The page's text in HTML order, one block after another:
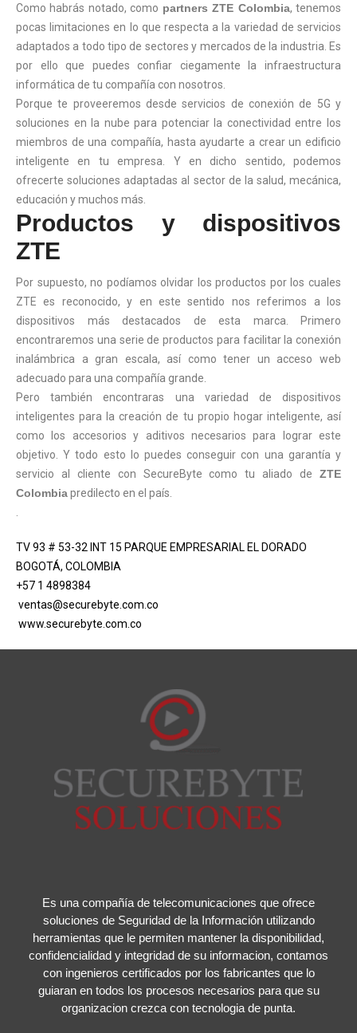
Como habrás notado, como partners ZTE Colombia, tenemos
pocas limitaciones en lo que respecta a la variedad de servicios
adaptados a todo tipo de sectores y mercados de la industria. Es
por ello que puedes confiar ciegamente la infraestructura
informática de tu compañía con nosotros.
Porque te proveeremos desde servicios de conexión de 5G y
soluciones en la nube para potenciar la conectividad entre los
miembros de una compañía, hasta ayudarte a crear un edificio
inteligente en tu empresa. Y en dicho sentido, podemos
ofrecerte soluciones adaptadas al sector de la salud, mecánica,
educación y muchos más.
Productos y dispositivos
ZTE
Por supuesto, no podíamos olvidar los productos por los cuales
ZTE es reconocido, y en este sentido nos referimos a los
dispositivos más destacados de esta marca. Primero
encontraremos una serie de productos para facilitar la conexión
inalámbrica a gran escala, así como tener un acceso web
adecuado para una compañía grande.
Pero también encontraras una variedad de dispositivos
inteligentes para la creación de tu propio hogar inteligente, así
como los accesorios y aditivos necesarios para lograr este
objetivo. Y todo esto lo puedes conseguir con una garantía y
servicio al cliente con SecureByte como tu aliado de ZTE
Colombiapredilecto en el país.
TV 93 # 53-32 INT 15 PARQUE EMPRESARIAL EL DORADO
BOGOTÁ, COLOMBIA
+57 1 4898384
ventas@securebyte.com.co
www.securebyte.com.co
Es una compañía de telecomunicaciones que ofrece
soluciones de Seguridad de la Información utilizando
herramientas que le permiten mantener la disponibilidad,
confidencialidad y integridad de su informacion, contamos
con ingenieros certificados por los fabricantes que lo
guiaran en todos los procesos necesarios para que su
organizacion crezca con tecnologia de punta.